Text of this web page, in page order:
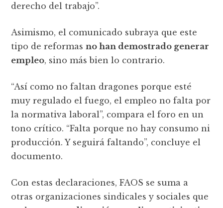
derecho del trabajo”.
Asimismo, el comunicado subraya que este
tipo de reformasno han demostrado generar
empleo, sino más bien lo contrario.
“Así como no faltan dragones porque esté
muy regulado el fuego, el empleo no falta por
la normativa laboral”, compara el foro en un
tono crítico. “Falta porque no hay consumo ni
producción. Y seguirá faltando”, concluye el
documento.
Con estas declaraciones, FAOS se suma a
otras organizaciones sindicales y sociales que